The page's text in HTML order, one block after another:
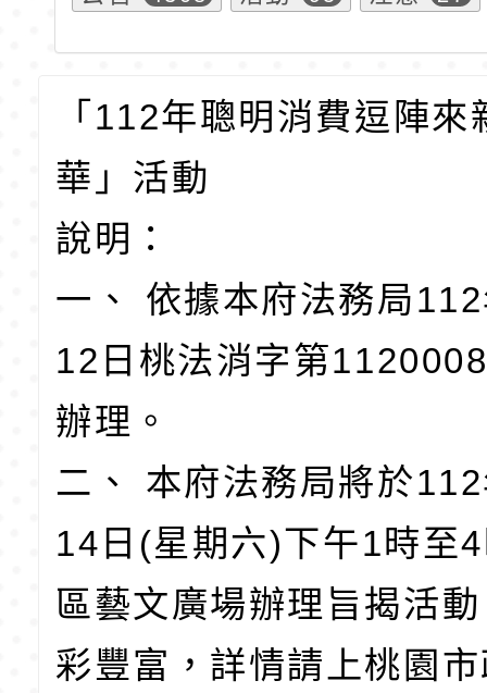
「112年聰明消費逗陣來
華」活動
說明：
一、 依據本府法務局
12日桃法消字第
辦理。
二、 本府法務局將於
14日(星期六)下午1時至
區藝文廣場辦理旨揭活
彩豐富，詳情請上桃園